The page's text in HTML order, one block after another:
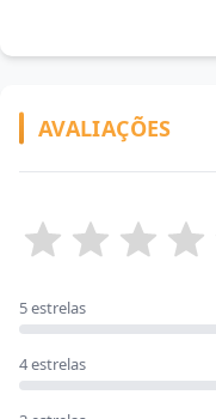
AVALIAÇÕES
5 estrelas
4 estrelas